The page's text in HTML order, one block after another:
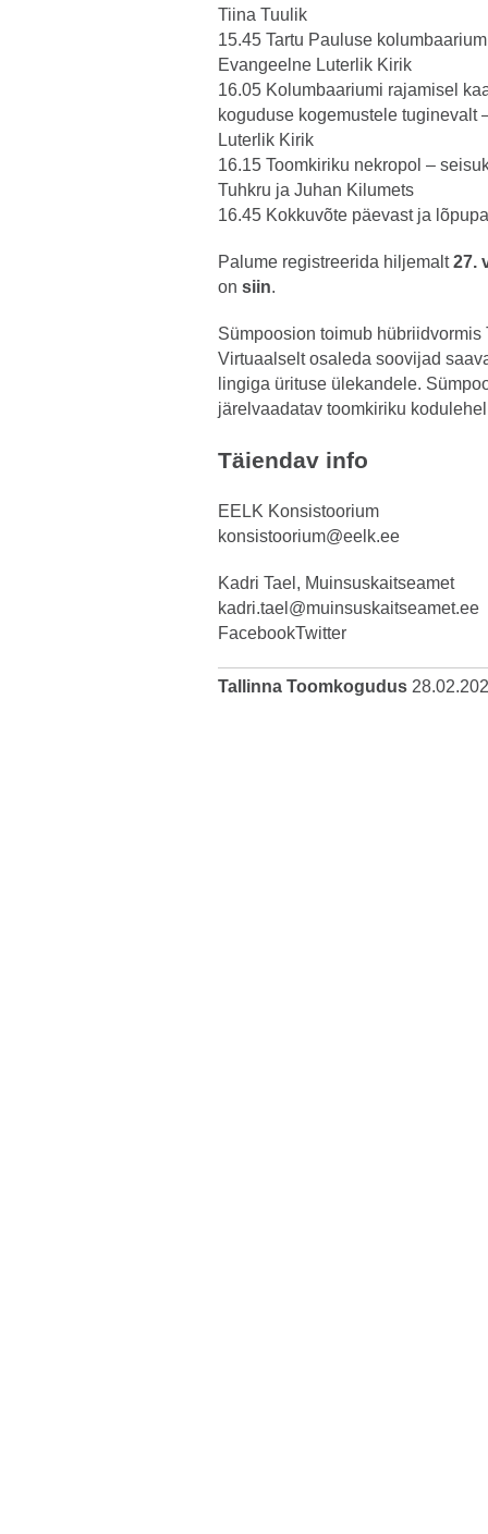
Tiina Tuulik
15.45 Tartu Pauluse
Evangeelne Luterlik Kirik
16.05 Kolumbaariumi rajamisel
koguduse kogemustele tuginevalt
Luterlik Kirik
16.15 Toomkiriku nekropol –
Tuhkru ja Juhan Kilumets
16.45 Kokkuvõte päevast ja
Palume registreerida hiljemalt27.
on siin.
Sümpoosion toimub
Virtuaalselt osaleda soovijad
lingiga ürituse ülekandele.
järelvaadatav toomkiriku
Täiendav info
EELK Konsistoorium
konsistoorium@eelk.ee
Kadri Tael, Muinsuskaitseamet
kadri.tael@muinsuskaitseamet.ee
FacebookTwitter
Tallinna Toomkogudus